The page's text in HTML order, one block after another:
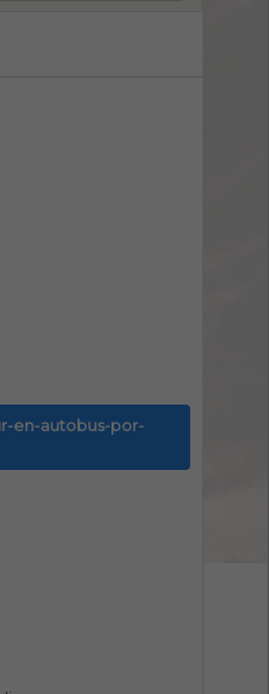
en-autobus-por-